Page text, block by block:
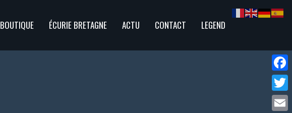
BOUTIQUE ÉCURIE BRETAGNE ACTU CONTACT LEGEND